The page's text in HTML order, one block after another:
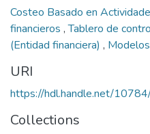
Costeo Basado en
financieros ,Tablero de
(Entidad financiera) ,
URI
https://hdl.handle.net/
Collections